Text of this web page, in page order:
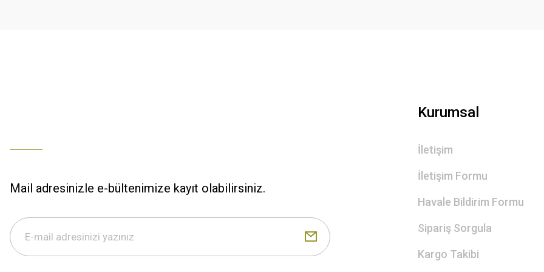
S... M... | 29/12/2025
Mail adresinizle e-bültenimize kayıt olabilirsiniz.
Kurumsal
İletişim
İletişim Formu
Havale Bildirim Formu
Sipariş Sorgula
Kargo Takibi